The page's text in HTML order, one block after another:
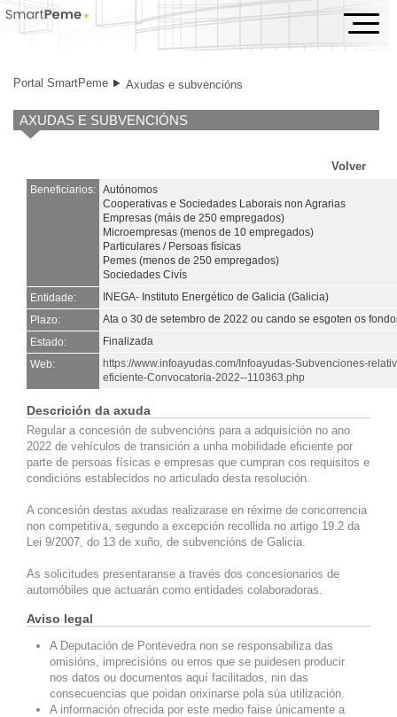
Axudas e subvencións
Portal SmartPeme Axudas e subvencións
AXUDAS E SUBVENCIÓNS
Volver
Beneficiarios: Autónomos
Cooperativas e Sociedades Laborais non Agrarias
Empresas (máis de 250 empregados)
Microempresas (menos de 10 empregados)
Particulares / Persoas físicas
Pemes (menos de 250 empregados)
Sociedades Civís
Entidade:
INEGA- Instituto Energético de Galicia (Galicia)
Plazo:
Ata o 30 de setembro de 2022 ou cando se esgoten os
Estado:
Finalizada
Web:
https://www.infoayudas.com/Infoayudas-Subvenciones-
eficiente-Convocatoria-2022--110363.php
Descrición da axuda
Regular a concesión de subvencións para a adquisición no ano
2022 de vehículos de transición a unha mobilidade eficiente por
parte de persoas físicas e empresas que cumpran cos requisitos e
condicións establecidos no articulado desta resolución.
A concesión destas axudas realizarase en réxime de concorrencia
non competitiva, segundo a excepción recollida no artigo 19.2 da
Lei 9/2007, do 13 de xuño, de subvencións de Galicia.
As solicitudes presentaranse a través dos concesionarios de
automóbiles que actuarán como entidades colaboradoras.
Aviso legal
A Deputación de Pontevedra non se responsabiliza das
omisións, imprecisións ou erros que se puidesen producir
nos datos ou documentos aquí facilitados, nin das
consecuencias que poidan orixinarse pola súa utilización.
A información ofrecida por este medio faise únicamente a